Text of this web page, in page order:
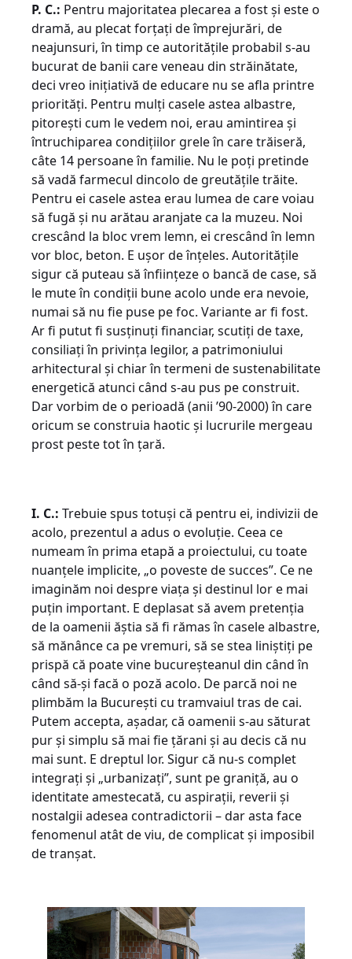
P. C.: Pentru majoritatea plecarea a fost și este o
dramă, au plecat forțați de împrejurări, de
neajunsuri, în timp ce autoritățile probabil s-au
bucurat de banii care veneau din străinătate,
deci vreo inițiativă de educare nu se afla printre
priorități. Pentru mulți casele astea albastre,
pitorești cum le vedem noi, erau amintirea și
întruchiparea condițiilor grele în care trăiseră,
câte 14 persoane în familie. Nu le poți pretinde
să vadă farmecul dincolo de greutățile trăite.
Pentru ei casele astea erau lumea de care voiau
să fugă și nu arătau aranjate ca la muzeu. Noi
crescând la bloc vrem lemn, ei crescând în lemn
vor bloc, beton. E ușor de înțeles. Autoritățile
sigur că puteau să înființeze o bancă de case, să
le mute în condiții bune acolo unde era nevoie,
numai să nu fie puse pe foc. Variante ar fi fost.
Ar fi putut fi susținuți financiar, scutiți de taxe,
consiliați în privința legilor, a patrimoniului
arhitectural și chiar în termeni de sustenabilitate
energetică atunci când s-au pus pe construit.
Dar vorbim de o perioadă (anii ’90-2000) în care
oricum se construia haotic și lucrurile mergeau
prost peste tot în țară.
I. C.: Trebuie spus totuși că pentru ei, indivizii de
acolo, prezentul a adus o evoluție. Ceea ce
numeam în prima etapă a proiectului, cu toate
nuanțele implicite, „o poveste de succes”. Ce ne
imaginăm noi despre viața și destinul lor e mai
puțin important. E deplasat să avem pretenția
de la oamenii ăștia să fi rămas în casele albastre,
să mănânce ca pe vremuri, să se stea liniștiți pe
prispă că poate vine bucureșteanul din când în
când să-și facă o poză acolo. De parcă noi ne
plimbăm la București cu tramvaiul tras de cai.
Putem accepta, așadar, că oamenii s-au săturat
pur și simplu să mai fie țărani și au decis că nu
mai sunt. E dreptul lor. Sigur că nu-s complet
integrați și „urbanizați”, sunt pe graniță, au o
identitate amestecată, cu aspirații, reverii și
nostalgii adesea contradictorii – dar asta face
fenomenul atât de viu, de complicat și imposibil
de tranșat.